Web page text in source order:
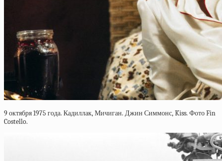
9 октября 1975 года. Кадиллак, Мичиган. Джин Симмонс, Kiss. Фото Fin
Costello.